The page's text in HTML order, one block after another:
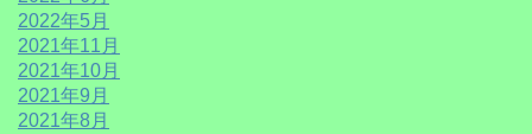
2022年5月
2021年11月
2021年10月
2021年9月
2021年8月